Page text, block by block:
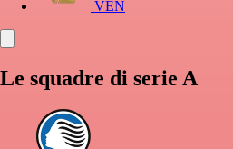
VEN
Le squadre di serie A